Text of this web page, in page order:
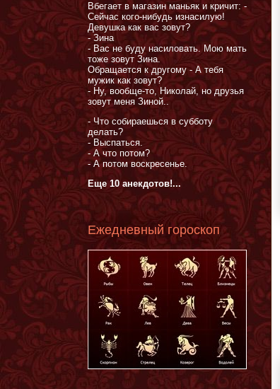
Вбегает в магазин маньяк и кричит: -
Сейчас кого-нибудь изнасилую!
Девушка как вас зовут?
- Зина
- Вас не буду насиловать. Мою мать
тоже зовут Зина.
Обращается к другому - А тебя
мужик как зовут?
- Ну, вообще-то, Николай, но друзья
зовут меня Зиной..
- Что собираешься в субботу
делать?
- Выспаться.
- А что потом?
- А потом воскресенье.
Еще 10 анекдотов!...
Ежедневный гороскоп